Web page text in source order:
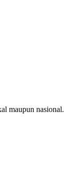
maupun nasional.